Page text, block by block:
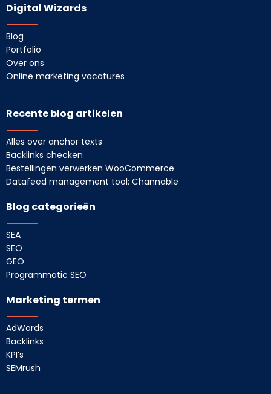
Digital Wizards
Blog
Portfolio
Over ons
Online marketing vacatures
Recente blog artikelen
Alles over anchor texts
Backlinks checken
Bestellingen verwerken WooCommerce
Datafeed management tool: Channable
Blog categorieën
SEA
SEO
GEO
Programmatic SEO
Marketing termen
AdWords
Backlinks
KPI’s
SEMrush